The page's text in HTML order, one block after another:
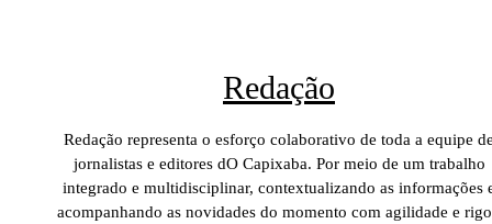
Redação
Redação representa o esforço colaborativo de toda a equipe
jornalistas e editores dO Capixaba. Por meio de um trabalho
integrado e multidisciplinar, contextualizando as informações
acompanhando as novidades do momento com agilidade e